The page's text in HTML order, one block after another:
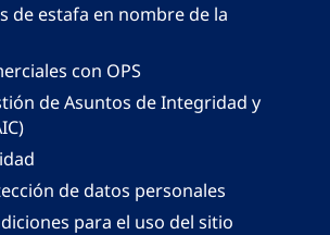
de estafa en nombre de la
con OPS
de Asuntos de Integridad y
de datos personales
para el uso del sitio